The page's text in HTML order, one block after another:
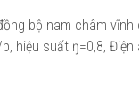
bộ nam châm
hiệu suất ŋ=0,8,